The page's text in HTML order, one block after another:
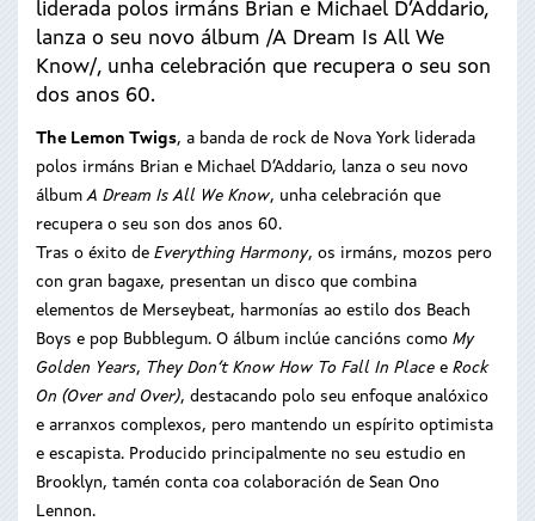
liderada polos irmáns Brian e Michael D’Addario,
lanza o seu novo álbum /A Dream Is All We
Know/, unha celebración que recupera o seu son
dos anos 60.
The Lemon Twigs, a banda de rock de Nova York liderada
polos irmáns Brian e Michael D’Addario, lanza o seu novo
álbumA Dream Is All We Know, unha celebración que
recupera o seu son dos anos 60.
Tras o éxito de Everything Harmony, os irmáns, mozos pero
con gran bagaxe, presentan un disco que combina
elementos de Merseybeat, harmonías ao estilo dos Beach
Boys e pop Bubblegum. O álbum inclúe cancións como My
Golden Years, They Don’t Know How To Fall In Place e Rock
On (Over and Over), destacando polo seu enfoque analóxico
e arranxos complexos, pero mantendo un espírito optimista
e escapista. Producido principalmente no seu estudio en
Brooklyn, tamén conta coa colaboración de Sean Ono
Lennon.